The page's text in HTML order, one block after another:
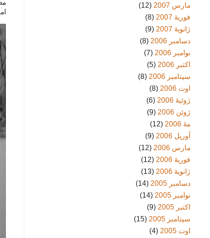
مارس 2007
(12)
فوریهٔ 2007
(8)
ژانویهٔ 2007
(9)
دسامبر 2006
(8)
نوامبر 2006
(7)
اکتبر 2006
(5)
سپتامبر 2006
(8)
اوت 2006
(8)
ژوئیهٔ 2006
(6)
ژوئن 2006
(9)
مهٔ 2006
(12)
آوریل 2006
(9)
مارس 2006
(12)
فوریهٔ 2006
(12)
ژانویهٔ 2006
(13)
دسامبر 2005
(14)
نوامبر 2005
(14)
اکتبر 2005
(9)
سپتامبر 2005
(15)
اوت 2005
(4)